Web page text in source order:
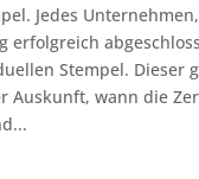
Jedes
erfolgreich
Stempel. Dieser
Auskunft, wann die